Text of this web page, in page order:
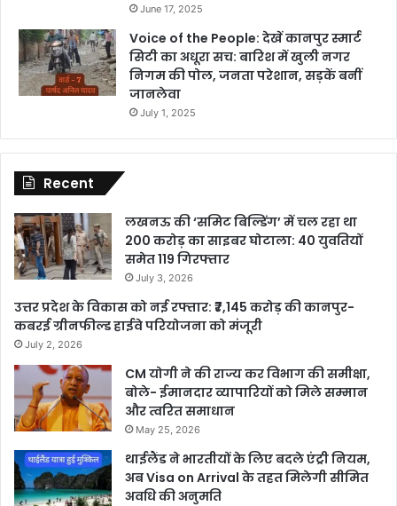
June 17, 2025
Voice of the People: देखें कानपुर स्मार्ट
सिटी का अधूरा सच: बारिश में खुली नगर
निगम की पोल, जनता परेशान, सड़कें बनीं
जानलेवा
July 1, 2025
Recent
लखनऊ की ‘समिट बिल्डिंग’ में चल रहा था
200 करोड़ का साइबर घोटाला: 40 युवतियों
समेत 119 गिरफ्तार
July 3, 2026
उत्तर प्रदेश के विकास को नई रफ्तार: ₹7,145 करोड़ की कानपुर-
कबरई ग्रीनफील्ड हाईवे परियोजना को मंजूरी
July 2, 2026
CM योगी ने की राज्य कर विभाग की समीक्षा,
बोले- ईमानदार व्यापारियों को मिले सम्मान
और त्वरित समाधान
May 25, 2026
थाईलैंड ने भारतीयों के लिए बदले एंट्री नियम,
अब Visa on Arrival के तहत मिलेगी सीमित
अवधि की अनुमति